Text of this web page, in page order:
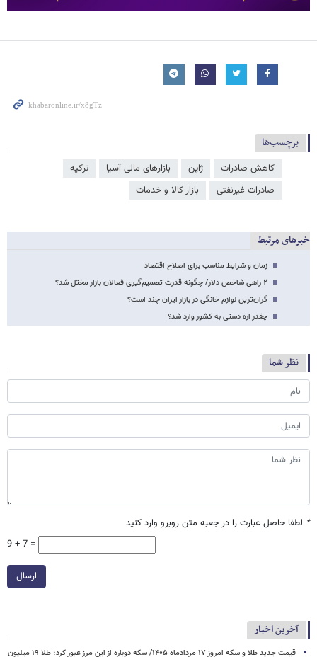
برچسب‌ها
کاهش صادرات ژاپن بازارهای مالی آسیا
ترکیه
صادرات غیرنفتی
بازار کالا و خدمات
خبرهای مرتبط
زمان و شرایط مناسب برای اصلاح اقتصاد
۲ راهی شاخص دلار/ چگونه قدرت تصمیم‌گیری فعالان بازار مختل شد؟
گران‌ترین لوازم خانگی در بازار ایران چند است؟
چقدر اره دستی به کشور وارد شد؟
نظر شما
* لطفا حاصل عبارت را در جعبه متن روبرو وارد کنید
9 + 7 =
ارسال
آخرین اخبار
قیمت جدید طلا و سکه امروز ۱۷ مردادماه ۱۴۰۵/ سکه دوباره از این مرز عبور کرد؛ طلا ۱۹ میلیون